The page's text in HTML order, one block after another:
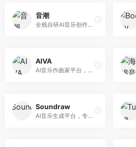
音潮
全栈自研AI音乐创作平台，支持从创作到发布的完整流程。面向独立音乐人和音乐工作室，提供作词作曲、编曲混音、音乐发布等服务，创作工具专业。
AIVA
AI音乐作曲家平台，专注于古典和影视配乐创作。面向影视制作人和游戏开发者，提供原创音乐生成、配乐定制等服务，音乐风格专业，适合影视游戏配乐。
Soundraw
AI音乐生成平台，专注于免版税音乐创作。面向视频创作者和内容制作者，提供背景音乐生成、音乐定制等服务，音乐版权清晰，适合视频配乐场景。